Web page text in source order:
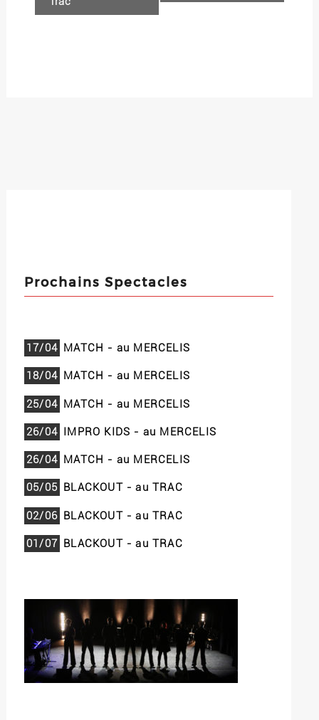
Prochains Spectacles
17/04 MATCH - au MERCELIS
18/04 MATCH - au MERCELIS
25/04 MATCH - au MERCELIS
26/04 IMPRO KIDS - au MERCELIS
26/04 MATCH - au MERCELIS
05/05 BLACKOUT - au TRAC
02/06 BLACKOUT - au TRAC
01/07 BLACKOUT - au TRAC